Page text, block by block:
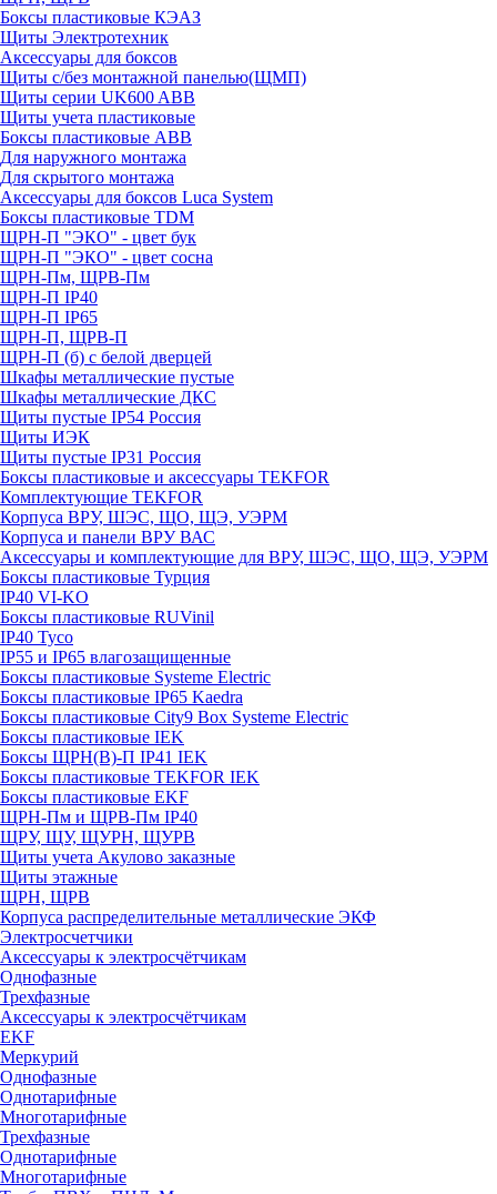
Боксы пластиковые КЭАЗ
Щиты Электротехник
Аксессуары для боксов
Щиты с/без монтажной панелью(ЩМП)
Щиты серии UK600 ABB
Щиты учета пластиковые
Боксы пластиковые ABB
Для наружного монтажа
Для скрытого монтажа
Аксессуары для боксов Luca System
Боксы пластиковые TDM
ЩРН-П "ЭКО" - цвет бук
ЩРН-П "ЭКО" - цвет сосна
ЩРН-Пм, ЩРВ-Пм
ЩРН-П IP40
ЩРН-П IP65
ЩРН-П, ЩРВ-П
ЩРН-П (б) с белой дверцей
Шкафы металлические пустые
Шкафы металлические ДКС
Щиты пустые IP54 Россия
Щиты ИЭК
Щиты пустые IP31 Россия
Боксы пластиковые и аксессуары TEKFOR
Комплектующие TEKFOR
Корпуса ВРУ, ШЭС, ЩО, ЩЭ, УЭРМ
Корпуса и панели ВРУ ВАС
Аксессуары и комплектующие для ВРУ, ШЭС, ЩО, ЩЭ, УЭРМ
Боксы пластиковые Турция
IP40 VI-KO
Боксы пластиковые RUVinil
IP40 Тусо
IP55 и IP65 влагозащищенные
Боксы пластиковые Systeme Electric
Боксы пластиковые IP65 Kaedra
Боксы пластиковые City9 Box Systeme Electric
Боксы пластиковые IEK
Боксы ЩРН(В)-П IP41 IEK
Боксы пластиковые TEKFOR IEK
Боксы пластиковые EKF
ЩРН-Пм и ЩРВ-Пм IP40
ЩРУ, ЩУ, ЩУРН, ЩУРВ
Щиты учета Акулово заказные
Щиты этажные
ЩРН, ЩРВ
Корпуса распределительные металлические ЭКФ
Электросчетчики
Аксессуары к электросчётчикам
Однофазные
Трехфазные
Аксессуары к электросчётчикам
EKF
Меркурий
Однофазные
Однотарифные
Многотарифные
Трехфазные
Однотарифные
Многотарифные